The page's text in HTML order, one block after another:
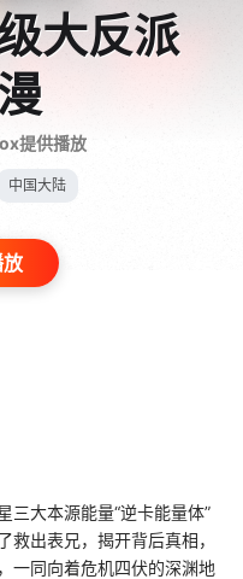
大反派
提供播放
中国大陆
三大本源能量“逆卡能量体”
救出表兄，揭开背后真相，
一同向着危机四伏的深渊地